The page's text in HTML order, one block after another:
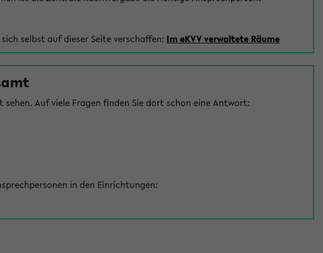
selbst auf dieser Seite verschaffen: Im eKVV verwaltete Räume
Auf viele Fragen finden Sie dort schon eine Antwort:
in den Einrichtungen: